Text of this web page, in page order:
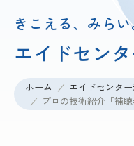
きこえる、みらい
エイドセン
ホーム
エイドセンタ
プロの技術紹介「補